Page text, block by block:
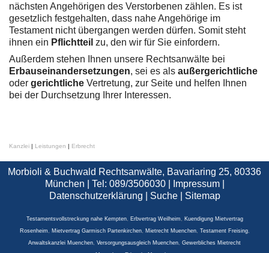
nächsten Angehörigen des Verstorbenen zählen. Es ist
gesetzlich festgehalten, dass nahe Angehörige im
Testament nicht übergangen werden dürfen. Somit steht
ihnen ein Pflichtteil zu, den wir für Sie einfordern.
Außerdem stehen Ihnen unsere Rechtsanwälte bei
Erbauseinandersetzungen, sei es als außergerichtliche
oder gerichtliche Vertretung, zur Seite und helfen Ihnen
bei der Durchsetzung Ihrer Interessen.
Kanzlei | Leistungen | Erbrecht
Morbioli & Buchwald Rechtsanwälte, Bavariaring 25, 80336
München | Tel: 089/3506030 |
Impressum|
Datenschutzerklärung
Suche| Sitemap
Testamentsvollstreckung nahe Kempten, Erbvertrag Weilheim, Kuendigung Mietvertrag
Rosenheim, Mietvertrag Garmisch Partenkirchen, Mietrecht Muenchen, Testament Freising,
Anwaltskanzlei Muenchen, Versorgungsausgleich Muenchen, Gewerbliches Mietrecht